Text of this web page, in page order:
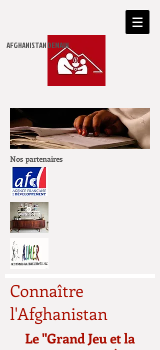
​AFGHANISTAN DEMAIN
Nos partenaires
Connaître
l'Afghanistan
Le "Grand Jeu et la